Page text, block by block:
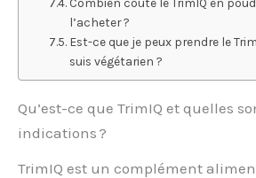
l’acheter ?
Est-ce que je peux prendre le
suis végétarien ?
Qu’est-ce que TrimIQ et quelles
indications ?
TrimIQ est un complément